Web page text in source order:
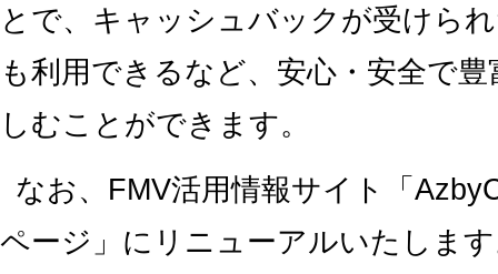
とで、キャッシュバックが受けら
も利用できるなど、安心・安全で
しむことができます。
なお、FMV活用情報サイト「
ページ」にリニューアルいたしま